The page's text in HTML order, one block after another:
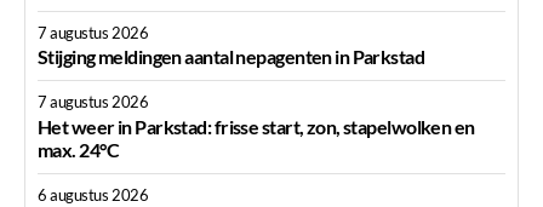
7 augustus 2026
Stijging meldingen aantal nepagenten in Parkstad
7 augustus 2026
Het weer in Parkstad: frisse start, zon, stapelwolken en
max. 24°C
6 augustus 2026